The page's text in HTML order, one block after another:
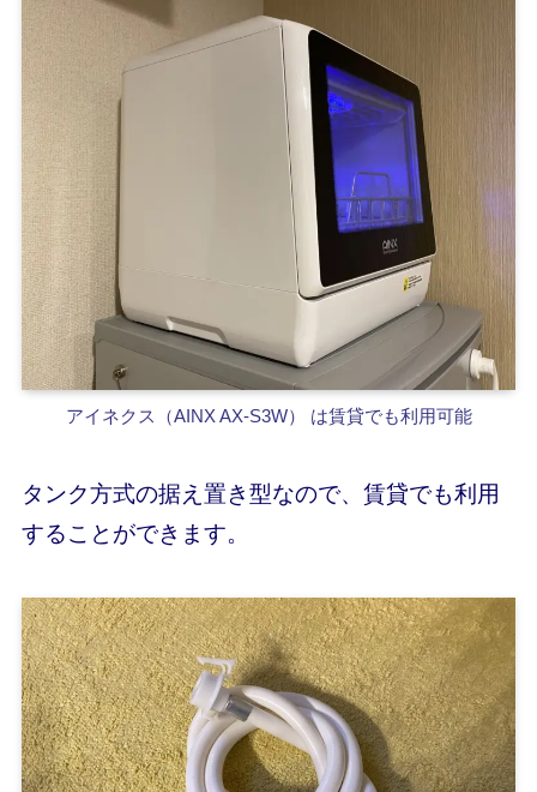
アイネクス（AINX AX-S3W） は賃貸でも利用可能
タンク方式の据え置き型なので、賃貸でも利用
することができます。